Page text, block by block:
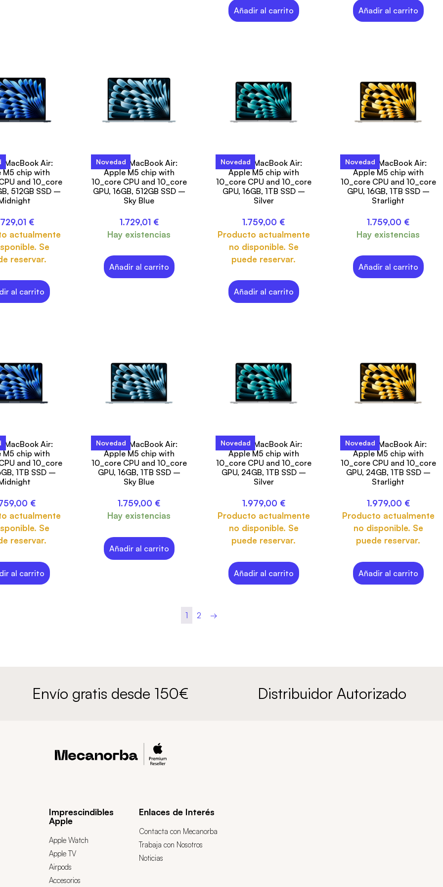
Añadir al carrito Añadir al carrito
MacBook Air:
M5 chip with
and 10_core
512GB SSD –
€
actualmente
Se
reservar.
al carrito
Novedad
15-inch MacBook Air:
Apple M5 chip with
10_core CPU and 10_core
GPU, 16GB, 512GB SSD –
Sky Blue
1.729,01 €
Hay existencias
Añadir al carrito
Novedad
13-inch MacBook Air:
Apple M5 chip with
10_core CPU and 10_core
GPU, 16GB, 1TB SSD –
Silver
1.759,00 €
Producto actualmente
no disponible. Se
puede reservar.
Añadir al carrito
Novedad
13-inch MacBook Air:
Apple M5 chip with
10_core CPU and 10_core
GPU, 16GB, 1TB SSD –
Starlight
1.759,00 €
Hay existencias
Añadir al carrito
MacBook Air:
M5 chip with
and 10_core
1TB SSD –
€
actualmente
Se
reservar.
al carrito
Novedad
13-inch MacBook Air:
Apple M5 chip with
10_core CPU and 10_core
GPU, 16GB, 1TB SSD –
Sky Blue
1.759,00 €
Hay existencias
Añadir al carrito
Novedad
13-inch MacBook Air:
Apple M5 chip with
10_core CPU and 10_core
GPU, 24GB, 1TB SSD –
Silver
1.979,00 €
Producto actualmente
no disponible. Se
puede reservar.
Añadir al carrito
Novedad
13-inch MacBook Air:
Apple M5 chip with
10_core CPU and 10_core
GPU, 24GB, 1TB SSD –
Starlight
1.979,00 €
Producto actualmente
no disponible. Se
puede reservar.
Añadir al carrito
1 2 →
Envío gratis desde 150€ Distribuidor Autorizado
Imprescindibles
Apple
Apple Watch
Apple TV
Airpods
Accesorios
Enlaces de Interés
Contacta con Mecanorba
Trabaja con Nosotros
Noticias